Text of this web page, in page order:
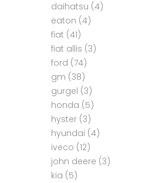
daihatsu (4)
eaton (4)
fiat (41)
fiat allis (3)
ford (74)
gm (38)
gurgel (3)
honda (5)
hyster (3)
hyundai (4)
iveco (12)
john deere (3)
kia (5)